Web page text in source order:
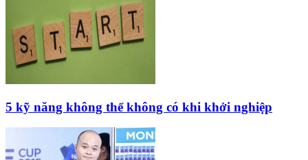
5 kỹ năng không thể không có khi khởi nghiệp